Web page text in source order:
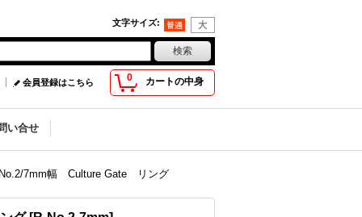
文字サイズ:
0 カートの中身
会員登録はこちら
い合せ
No.2/7mm幅 Culture Gate リング